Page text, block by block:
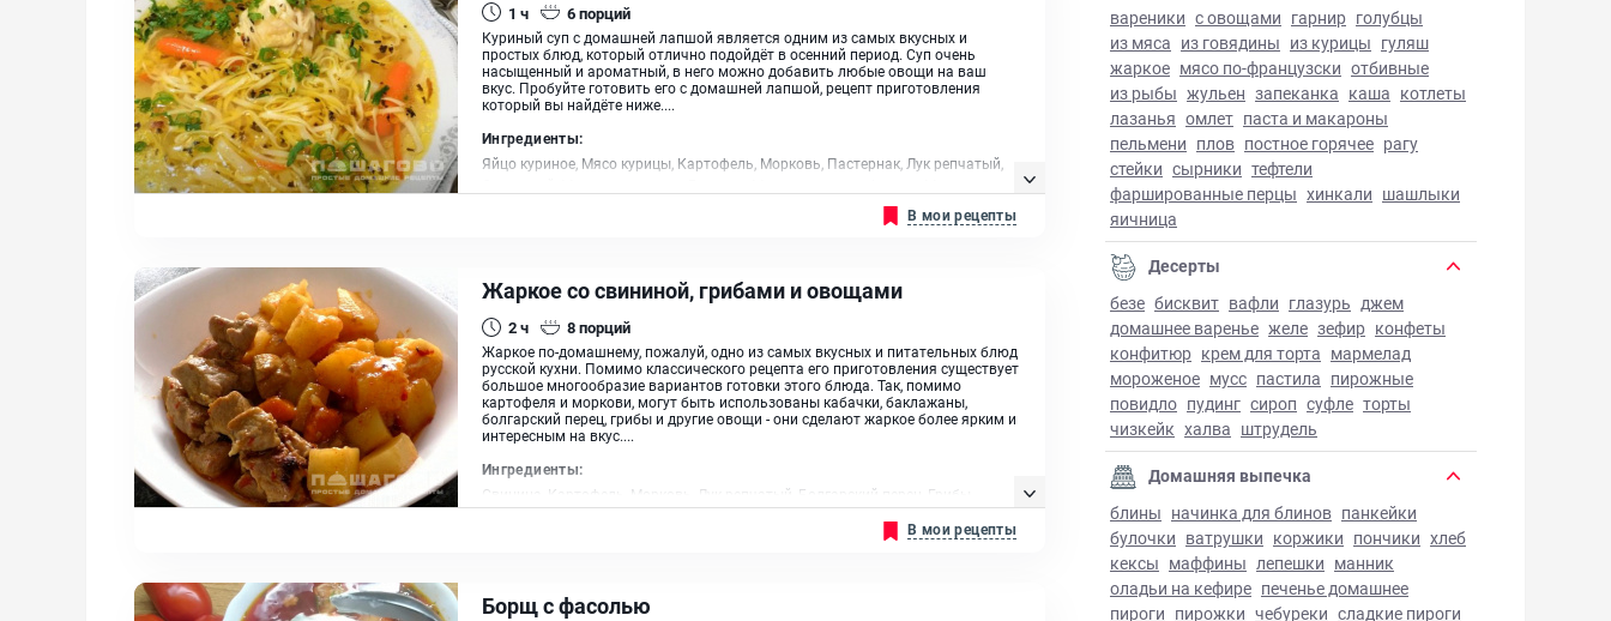
1 ч 6порций
Куриный суп с домашней лапшой является одним из самых вкусных и
простых блюд, который отлично подойдёт в осенний период. Суп очень
насыщенный и ароматный, в него можно добавить любые овощи на ваш
вкус. Пробуйте готовить его с домашней лапшой, рецепт приготовления
который вы найдёте ниже....
Ингредиенты:
Яйцо куриное, Мясо курицы, Картофель, Морковь, Пастернак, Лук репчатый,
В мои рецепты
Жаркое со свининой, грибами и овощами
2 ч 8порций
Жаркое по-домашнему, пожалуй, одно из самых вкусных и питательных блюд
русской кухни. Помимо классического рецепта его приготовления существует
большое многообразие вариантов готовки этого блюда. Так, помимо
картофеля и моркови, могут быть использованы кабачки, баклажаны,
болгарский перец, грибы и другие овощи - они сделают жаркое более ярким и
интересным на вкус....
Ингредиенты:
Свинина, Картофель, Морковь, Лук репчатый, Болгарский перец, Грибы
В мои рецепты
Борщ с фасолью
вареники с овощами гарнир голубцы
из мяса из говядины из курицы гуляш
жаркое мясо по-французски отбивные
из рыбы жульен запеканка каша котлеты
лазанья омлет паста и макароны
пельмени плов постное горячее рагу
стейки сырники тефтели
фаршированные перцы хинкали шашлыки
яичница
Десерты
безе бисквит вафли глазурь джем
домашнее варенье желе зефир конфеты
конфитюр крем для торта мармелад
мороженое мусс пастила пирожные
повидло пудинг сироп суфле торты
чизкейк халва штрудель
Домашняя выпечка
блины начинка для блинов панкейки
булочки ватрушки коржики пончики хлеб
кексы маффины лепешки манник
оладьи на кефире печенье домашнее
пироги пирожки чебуреки сладкие пироги